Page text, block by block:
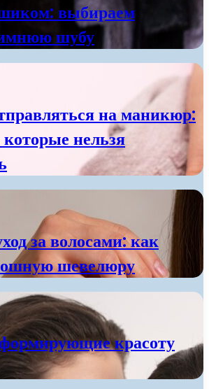
выбираем
шубу
на маникюр:
нельзя
за волосами: как
шевелюру
красоту